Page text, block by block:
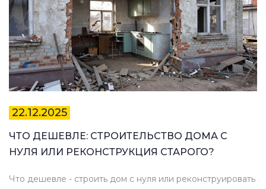
22.12.2025
ЧТО ДЕШЕВЛЕ: СТРОИТЕЛЬСТВО ДОМА С
НУЛЯ ИЛИ РЕКОНСТРУКЦИЯ СТАРОГО?
Что дешевле - строить дом с нуля или реконструировать